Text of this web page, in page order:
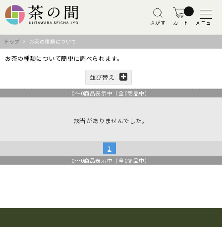
さがす カート メニュー
トップ > お茶の種類について
お茶の種類について簡単に調べられます。
並び替え
0～0商品表示中（全0商品中）
該当がありませんでした。
1
0～0商品表示中（全0商品中）